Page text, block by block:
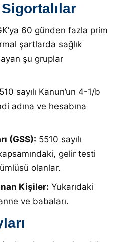
60 günden fazla prim
şartlarda sağlık
şu gruplar
sayılı Kanun’un 4-1/b
adına ve hesabına
(GSS): 5510 sayılı
gelir testi
olanlar.
Kişiler: Yukarıdaki
ve babaları.